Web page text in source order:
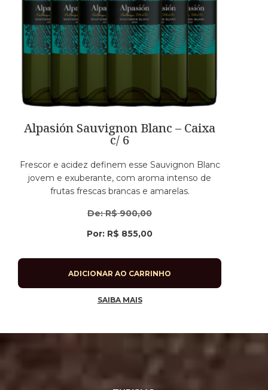
Alpasión Sauvignon Blanc – Caixa
c/ 6
Frescor e acidez definem esse Sauvignon Blanc
jovem e exuberante, com aroma intenso de
frutas frescas brancas e amarelas.
De:R$900,00
Por: R$ 855,00
ADICIONAR AO CARRINHO
SAIBA MAIS